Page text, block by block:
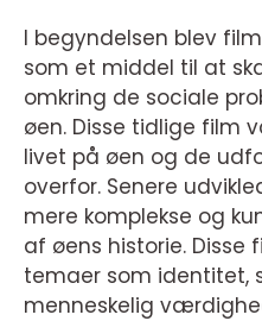
I begyndelsen blev
som et middel til at
omkring de sociale
øen. Disse tidlige film
livet på øen og de
overfor. Senere
mere komplekse og
af øens historie. Disse
temaer som
menneskelig